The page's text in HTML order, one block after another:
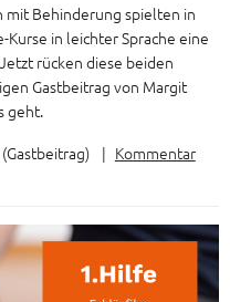
mit Behinderung spielten in
in leichter Sprache eine
rücken diese beiden
Gastbeitrag von Margit
geht.
| Kommentar